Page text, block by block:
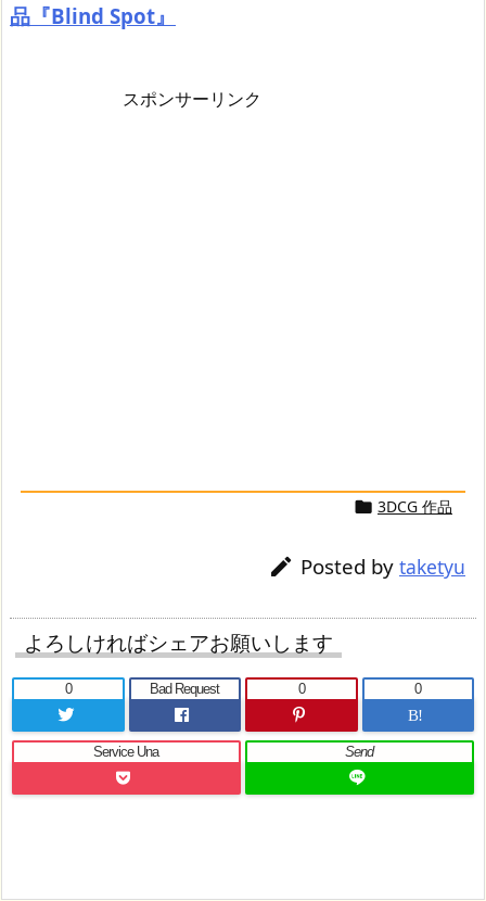
品『Blind Spot』
スポンサーリンク
 3DCG 作品
 Posted by taketyu
よろしければシェアお願いします
0 Bad Request
0
B!
0
Service Una Send